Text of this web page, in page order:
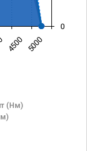
(Нм)
4500 5000
0